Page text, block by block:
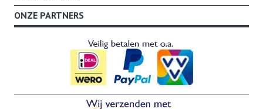
ONZE PARTNERS